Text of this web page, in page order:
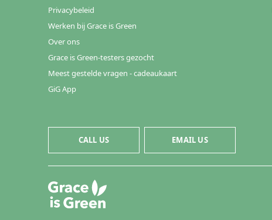
Privacybeleid
Werken bij Grace is Green
Over ons
Grace is Green-testers gezocht
Meest gestelde vragen - cadeaukaart
GiG App
CALL US EMAIL US